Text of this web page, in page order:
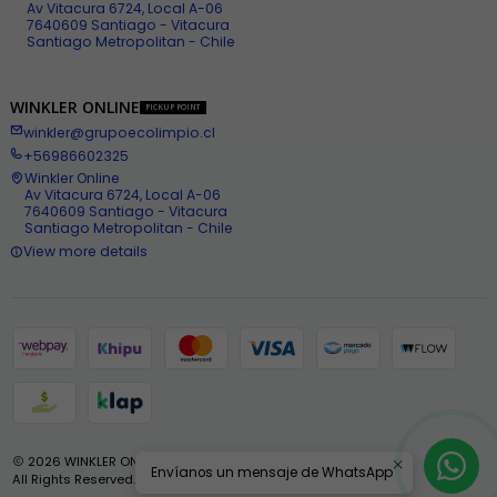
Av Vitacura 6724, Local A-06
7640609 Santiago - Vitacura
Santiago Metropolitan - Chile
WINKLER ONLINE PICKUP POINT
winkler@grupoecolimpio.cl
+56986602325
Winkler Online
Av Vitacura 6724, Local A-06
7640609 Santiago - Vitacura
Santiago Metropolitan - Chile
View more details
2026 WINKLER ONLINE .
All Rights Reserved.
Powered by Jumpseller.
Envíanos un mensaje de WhatsApp